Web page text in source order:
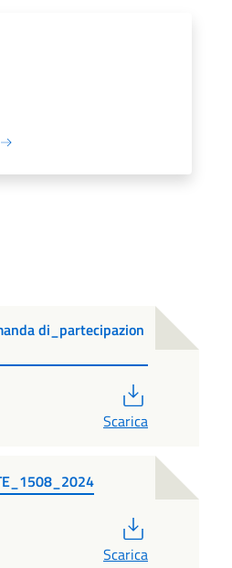
di_partecipazion
Scarica
Scarica